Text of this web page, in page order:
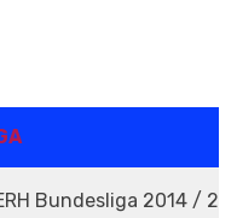
Bundesliga 2014 /